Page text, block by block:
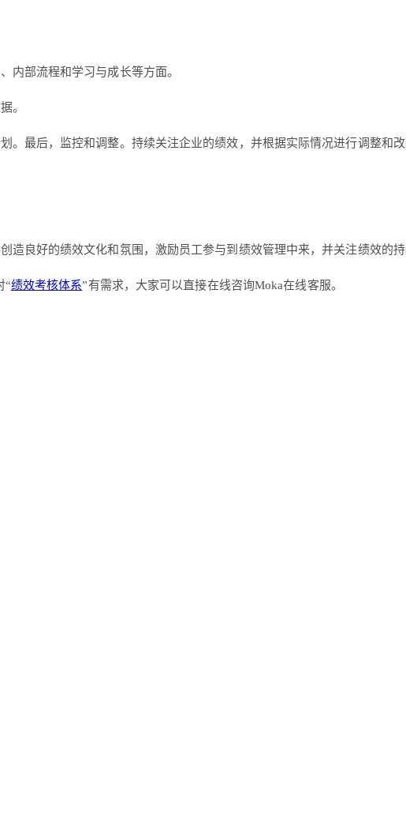
内部流程和学习与成长等方面。
。
最后，监控和调整。持续关注企业的绩效，并根据实际情况进行调整和改
良好的绩效文化和氛围，激励员工参与到绩效管理中来，并关注绩效的持
“绩效考核体系”有需求，大家可以直接在线咨询Moka在线客服。